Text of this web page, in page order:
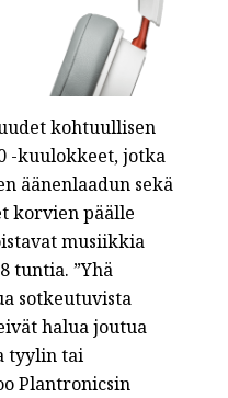
kohtuullisen
-kuulokkeet, jotka
äänenlaadun sekä
korvien päälle
musiikkia
tuntia. ”Yhä
sotkeutuvista
halua joutua
tyylin tai
Plantronicsin